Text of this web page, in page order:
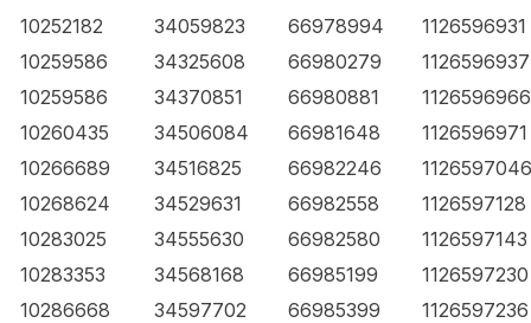
10252182
34059823 66978994
1126596931
10259586
34325608 66980279
1126596937
10259586
34370851 66980881
1126596966
10260435
34506084 66981648
1126596971
10266689
34516825 66982246
1126597046
10268624
34529631 66982558
1126597128
10283025
34555630 66982580
1126597143
10283353
34568168 66985199
1126597230
10286668
34597702 66985399
1126597236